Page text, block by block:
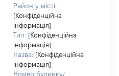
Район у місті:
[Конфіденційна
інформація]
Тип: [Конфіденційна
інформація]
Назва: [Конфіденційна
інформація]
Номер будинку/